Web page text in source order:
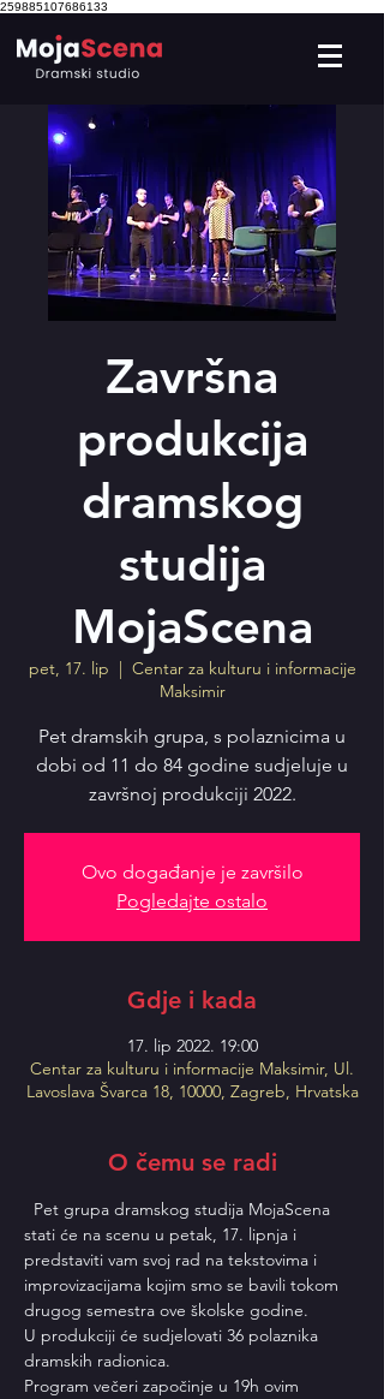
259885107686133
Završna
produkcija
dramskog
studija
MojaScena
pet, 17. lip
  |
Centar za kulturu i informacije
Maksimir
Pet dramskih grupa, s polaznicima u
dobi od 11 do 84 godine sudjeluje u
završnoj produkciji 2022.
Ovo događanje je završilo
Pogledajte ostalo
Gdje i kada
17. lip 2022. 19:00
Centar za kulturu i informacije Maksimir, Ul.
Lavoslava Švarca 18, 10000, Zagreb, Hrvatska
O čemu se radi
Pet grupa dramskog studija MojaScena
stati će na scenu u petak, 17. lipnja i
predstaviti vam svoj rad na tekstovima i
improvizacijama kojim smo se bavili tokom
drugog semestra ove školske godine.
U produkciji će sudjelovati 36 polaznika
dramskih radionica.
Program večeri započinje u 19h ovim